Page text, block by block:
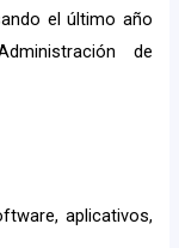
el último año
de
aplicativos,